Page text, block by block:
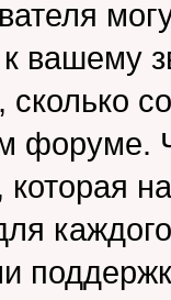
к вашему
форуме.